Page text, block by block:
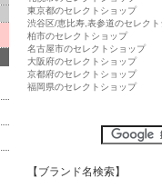
東京都のセレクトショップ
渋谷区/恵比寿,表参道のセレク
柏市のセレクトショップ
名古屋市のセレクトショップ
大阪府のセレクトショップ
京都府のセレクトショップ
福岡県のセレクトショップ
【ブランド名検索】